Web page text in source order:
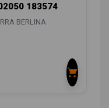
183574
BERLINA